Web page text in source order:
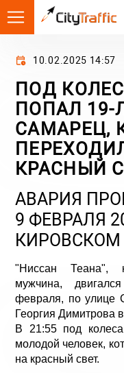
10.02.2025 14:57
ПОД
ПОПАЛ 19-
САМАРЕЦ,
КРАСНЫЙ
АВАРИЯ
9 ФЕВРАЛЯ
КИРОВСКОМ
"Ниссан Теана",
мужчина,
февраля, по улице
Георгия Димитрова
В 21:55 под
молодой человек,
на красный свет.